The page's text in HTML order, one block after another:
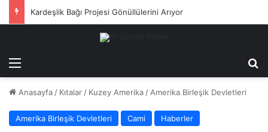
Kardeşlik Bağı Projesi Gönüllülerini Arıyor
Menü
Anasayfa / Kıtalar / Kuzey Amerika / Amerika Birleşik Devletleri
Amerika Birleşik Devletleri Cami Haberler